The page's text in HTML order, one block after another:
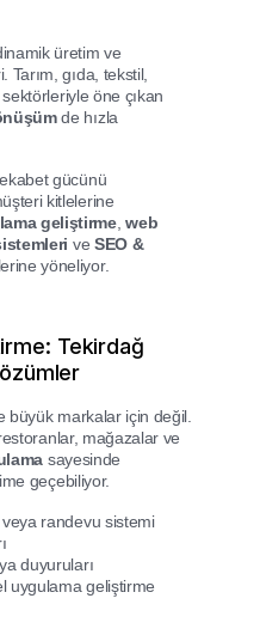
üretim ve
gıda, tekstil,
öne çıkan
de hızla
gücünü
kitlelerine
geliştirme,web
ve SEO &
yöneliyor.
Tekirdağ
büyük markalar için değil.
mağazalar ve
sayesinde
geçebiliyor.
randevu sistemi
duyuruları
uygulama geliştirme